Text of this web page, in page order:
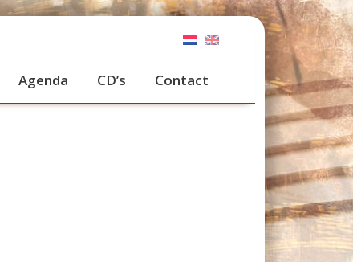
Agenda CD’s Contact